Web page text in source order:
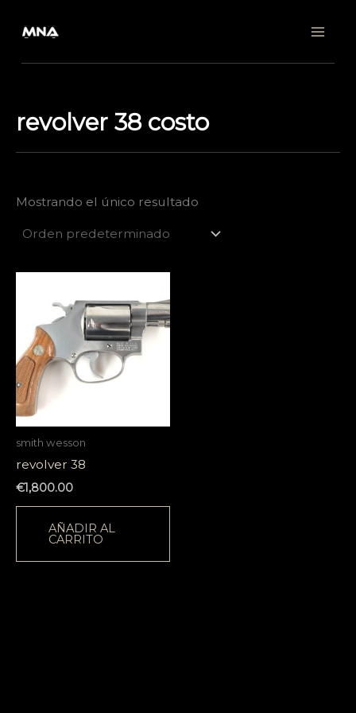
revolver 38 costo
Mostrando el único resultado
smith wesson
revolver 38
€1,800.00
AÑADIR AL
CARRITO